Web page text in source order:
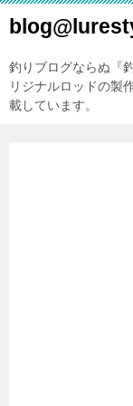
釣りブログならぬ『
リジナルロッドの製
載しています。